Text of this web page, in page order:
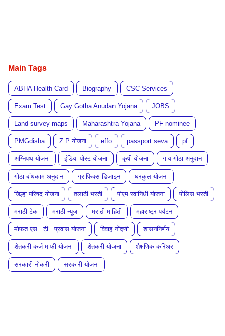
ABHA Health Card Biography CSC Services
Exam Test Gay Gotha Anudan Yojana JOBS
Land survey maps Maharashtra Yojana PF nominee
PMGdisha Z P योजना effo passport seva pf
अग्निपथ योजना इंडिया पोस्ट योजना कृषी योजना गाय गोठा अनुदान
गोठा बांधकाम अनुदान ग्राफिक्स डिजाइन घरकुल योजना
जिल्हा परिषद योजना तलाठी भरती पीएम स्वानिधी योजना पोलिस भरती
मराठी टेक मराठी न्यूज मराठी माहिती महाराष्ट्र-पर्यटन
मोफत एस . टी . प्रवास योजना विवाह नोंदणी शासननिर्णय
शेतकरी कर्ज माफी योजना शेतकरी योजना शैक्षणिक करिअर
सरकारी नोकरी सरकारी योजना